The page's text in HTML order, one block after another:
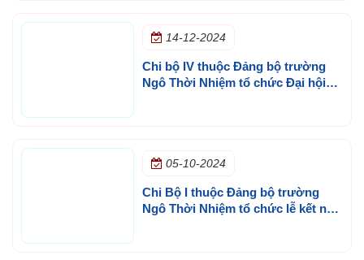
14-12-2024
Chi bộ IV thuộc Đảng bộ trường
Ngô Thời Nhiệm tổ chức Đại hội
05-10-2024
Chi Bộ I thuộc Đảng bộ trường
Ngô Thời Nhiệm tổ chức lễ kết nạp